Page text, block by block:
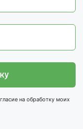
на обработку моих